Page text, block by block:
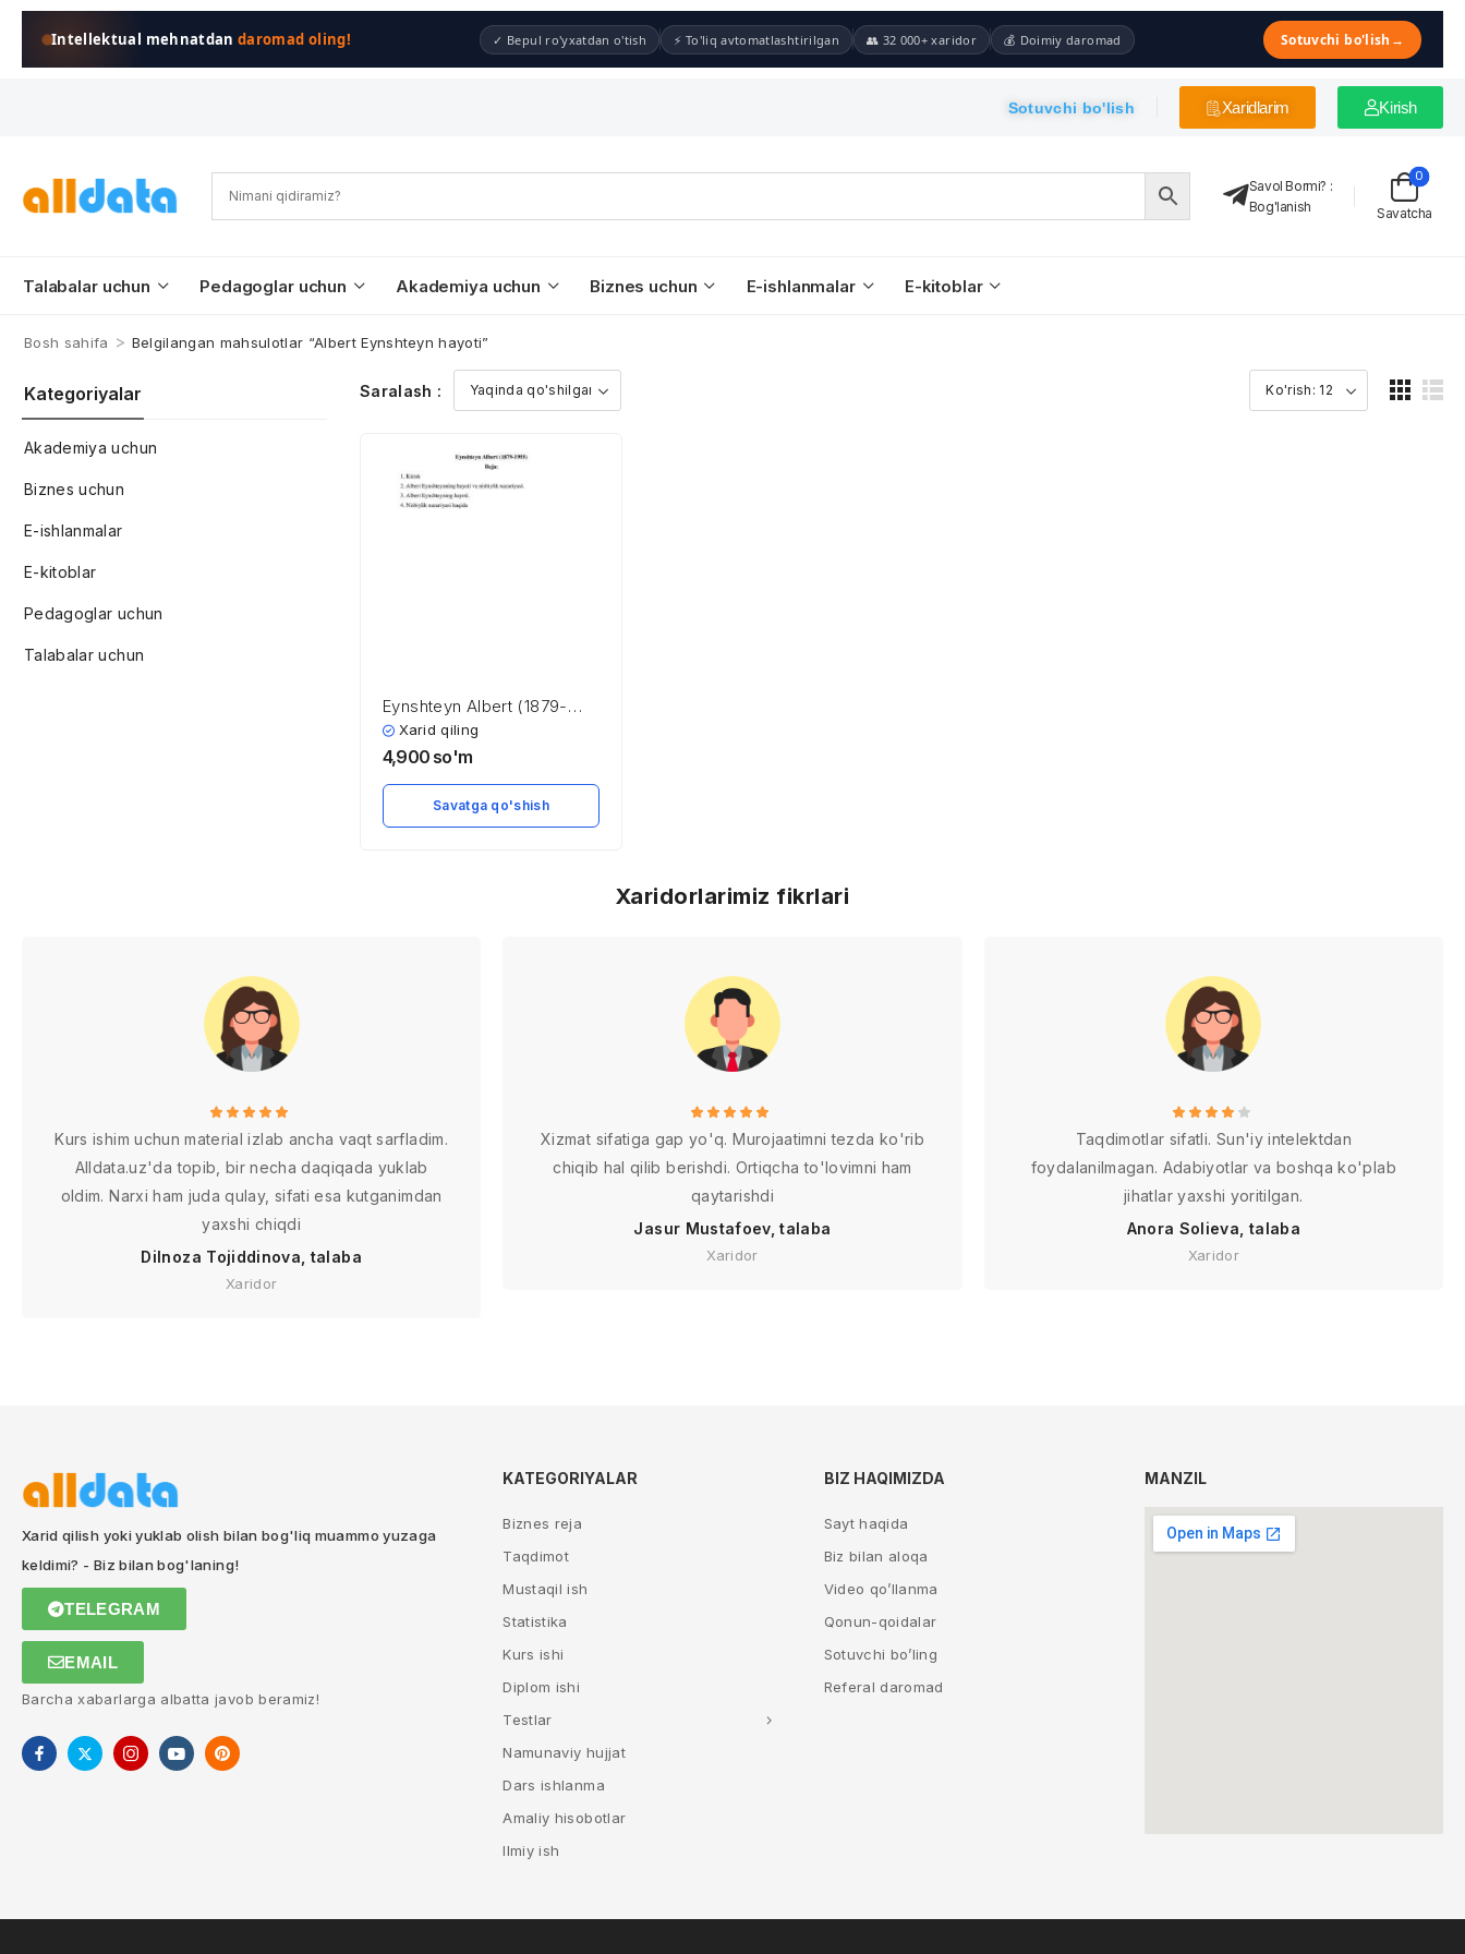
Intellektual mehnatdandaromad oling! ✓ Bepul ro'yxatdan o'tish ⚡ To'liq avtomatlashtirilgan 👥 32 000+ xaridor 💰 Doimiy daromad Sotuvchi bo'lish →
Sotuvchi bo'lish Xaridlarim Kirish
Savol Bormi? :
Bog'lanish
Savatcha
0
Talabalar uchun Pedagoglar uchun Akademiya uchun Biznes uchun E-ishlanmalar E-kitoblar
Bosh sahifa > Belgilangan mahsulotlar “Albert Eynshteyn hayoti”
Kategoriyalar
Akademiya uchun
Biznes uchun
E-ishlanmalar
E-kitoblar
Pedagoglar uchun
Talabalar uchun
Saralash :
Eynshteyn Albert (1879-
1955)
Xarid qiling
4,900 so'm
Savatga qo'shish
Xaridorlarimiz fikrlari
Kurs ishim uchun material izlab ancha vaqt sarfladim.
Alldata.uz'da topib, bir necha daqiqada yuklab
oldim. Narxi ham juda qulay, sifati esa kutganimdan
yaxshi chiqdi
Dilnoza Tojiddinova, talaba
Xaridor
Xizmat sifatiga gap yo'q. Murojaatimni tezda ko'rib
chiqib hal qilib berishdi. Ortiqcha to'lovimni ham
qaytarishdi
Jasur Mustafoev, talaba
Xaridor
Taqdimotlar sifatli. Sun'iy intelektdan
foydalanilmagan. Adabiyotlar va boshqa ko'plab
jihatlar yaxshi yoritilgan.
Anora Solieva, talaba
Xaridor
Xarid qilish yoki yuklab olish bilan bog'liq muammo yuzaga
keldimi? - Biz bilan bog'laning!
TELEGRAM
EMAIL
Barcha xabarlarga albatta javob beramiz!
KATEGORIYALAR
Biznes reja
Taqdimot
Mustaqil ish
Statistika
Kurs ishi
Diplom ishi
Testlar
Namunaviy hujjat
Dars ishlanma
Amaliy hisobotlar
Ilmiy ish
BIZ HAQIMIZDA
Sayt haqida
Biz bilan aloqa
Video qo’llanma
Qonun-qoidalar
Sotuvchi bo’ling
Referal daromad
MANZIL